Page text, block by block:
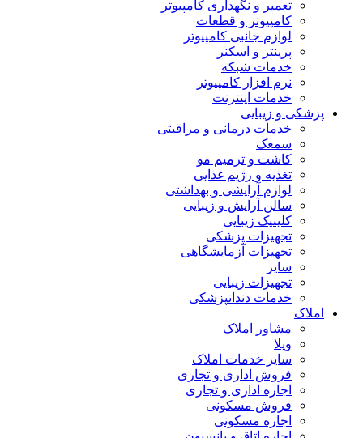
تعمیر و نگهداری کامپیوتر
کامپیوتر و قطعات
لوازم جانبی کامپیوتر
پرینتر و اسکنر
خدمات شبکه
نرم افزار کامپیوتر
خدمات اینترنت
پزشکی و زیبایی
خدمات درمانی و مراقبتی
سمعک
کاشت و ترمیم مو
تغذیه و رژیم غذایی
لوازم آرایشی و بهداشتی
سالن آرایش و زیبایی
کلینیک زیبایی
تجهیزات پزشکی
تجهیزات آزمایشگاهی
سایر
تجهیزات زیبایی
خدمات دندانپزشکی
املاک
مشاور املاک
ویلا
سایر خدمات املاک
فروش اداری و تجاری
اجاره اداری و تجاری
فروش مسکونی
اجاره مسکونی